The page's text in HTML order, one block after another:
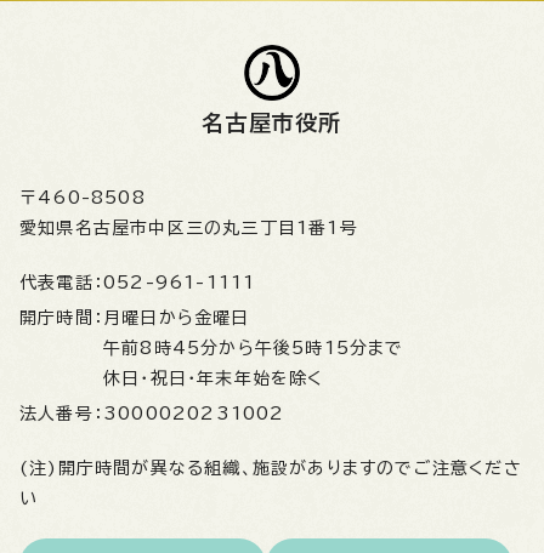
名古屋市役所
〒460-8508
愛知県名古屋市中区三の丸三丁目1番1号
代表電話： 052-961-1111
開庁時間： 月曜日から金曜日
午前8時45分から午後5時15分まで
休日・祝日・年末年始を除く
法人番号： 3000020231002
(注)開庁時間が異なる組織、施設がありますのでご注意くださ
い